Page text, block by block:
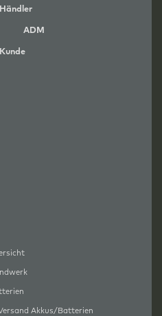
Händler
ADM
Kunde
Akkus/Batterien